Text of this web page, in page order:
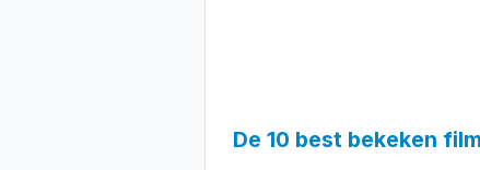
De 10 best bekeken